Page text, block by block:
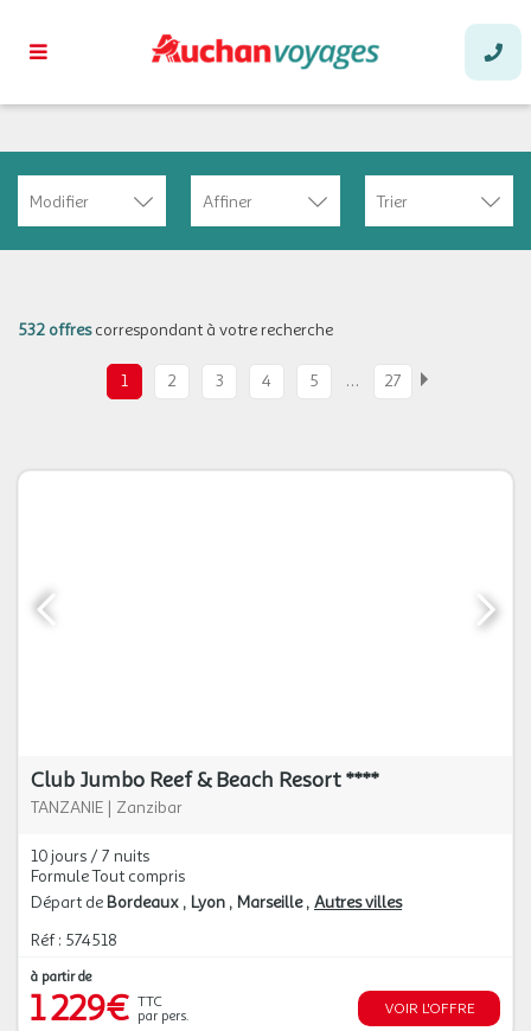
Modifier Affiner Trier
532 offrescorrespondant à votre recherche
1 2 3 4 5 … 27
Club Jumbo Reef & Beach Resort ****
TANZANIE | Zanzibar
10 jours / 7 nuits
Formule Tout compris
Départ de Bordeaux Lyon Marseille Autres villes
Réf : 574518
à partir de
1 229€ TTC
par pers.
VOIR L'OFFRE